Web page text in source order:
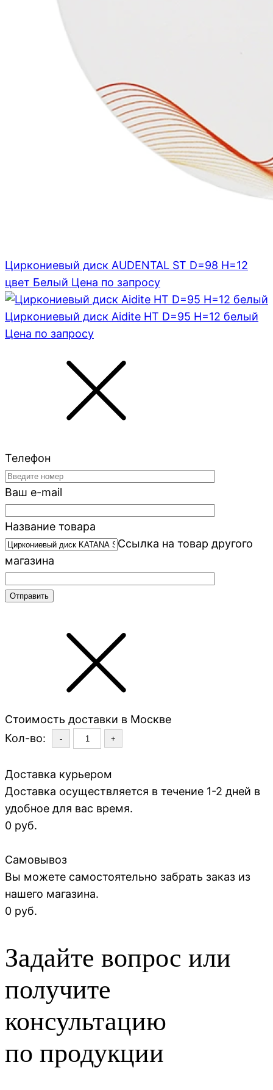
Циркониевый диск AUDENTAL ST D=98 H=12
цвет Белый Цена по запросу
Циркониевый диск Aidite HT D=95 H=12 белый
Цена по запросу
Телефон
Ваш e-mail
Название товара
Ссылка на товар другого
магазина
Стоимость доставки в Москве
Кол-во:
- +
Доставка курьером
Доставка осуществляется в течение 1-2 дней в
удобное для вас время.
0 руб.
Самовывоз
Вы можете самостоятельно забрать заказ из
нашего магазина.
0 руб.
Задайте вопрос или
получите
консультацию
по продукции